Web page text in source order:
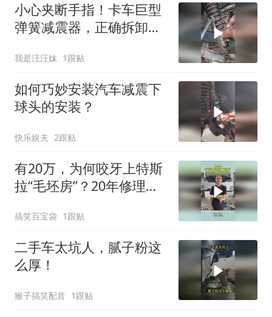
小心夹断手指！卡车巨型
弹簧减震器，正确拆卸方
我是汪汪妹 1跟贴
如何巧妙安装汽车减震下
球头的安装？
快乐娱夫 2跟贴
有20万，为何咬牙上特斯
拉“毛坯房”？20年修理工
搞笑百宝袋 1跟贴
二手车太坑人，腻子粉这
么厚！
猴子搞笑配音 1跟贴